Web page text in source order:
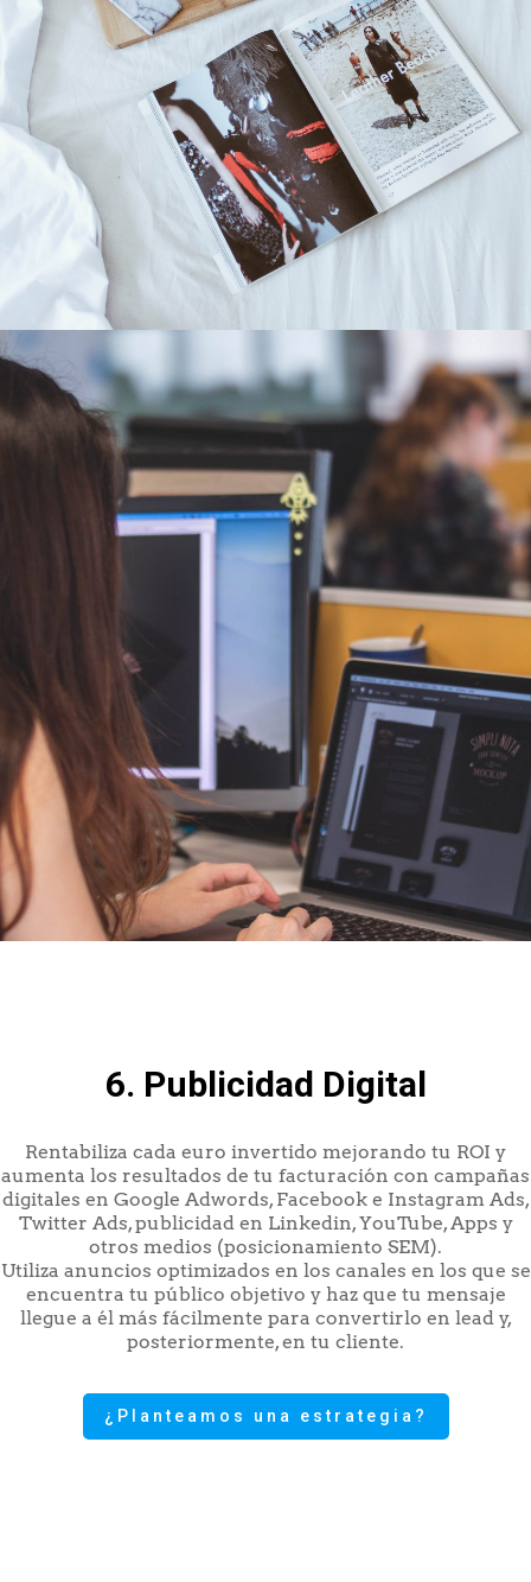
6. Publicidad Digital
Rentabiliza cada euro invertido mejorando tu ROI y
aumenta los resultados de tu facturación con campañas
digitales en Google Adwords, Facebook e Instagram Ads,
Twitter Ads, publicidad en Linkedin, YouTube, Apps y
otros medios (posicionamiento SEM).
Utiliza anuncios optimizados en los canales en los que se
encuentra tu público objetivo y haz que tu mensaje
llegue a él más fácilmente para convertirlo en lead y,
posteriormente, en tu cliente.
¿Planteamos una estrategia?